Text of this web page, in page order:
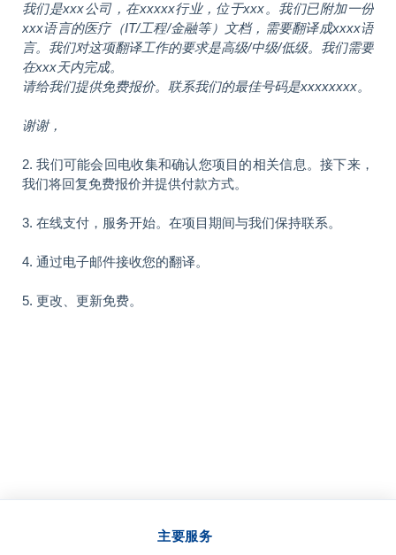
我们是xxx公司，在xxxxx行业，位于xxx。我们已附加一份
xxx语言的医疗（IT/工程/金融等）文档，需要翻译成xxxx语
言。我们对这项翻译工作的要求是高级/中级/低级。我们需要
在xxx天内完成。
请给我们提供免费报价。联系我们的最佳号码是xxxxxxxx。
谢谢，
2. 我们可能会回电收集和确认您项目的相关信息。接下来，
我们将回复免费报价并提供付款方式。
3. 在线支付，服务开始。在项目期间与我们保持联系。
4. 通过电子邮件接收您的翻译。
5. 更改、更新免费。
主要服务